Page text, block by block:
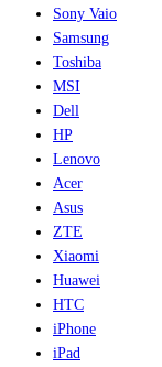
Sony Vaio
Samsung
Toshiba
MSI
Dell
HP
Lenovo
Acer
Asus
ZTE
Xiaomi
Huawei
HTC
iPhone
iPad